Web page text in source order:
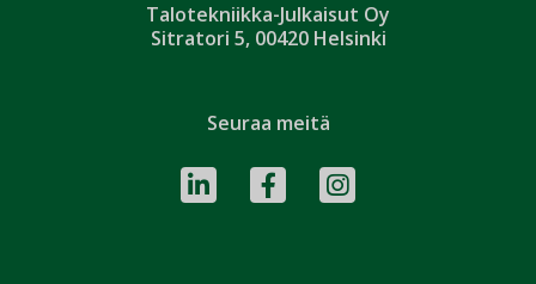
Talotekniikka-Julkaisut Oy
Sitratori 5, 00420 Helsinki
Seuraa meitä